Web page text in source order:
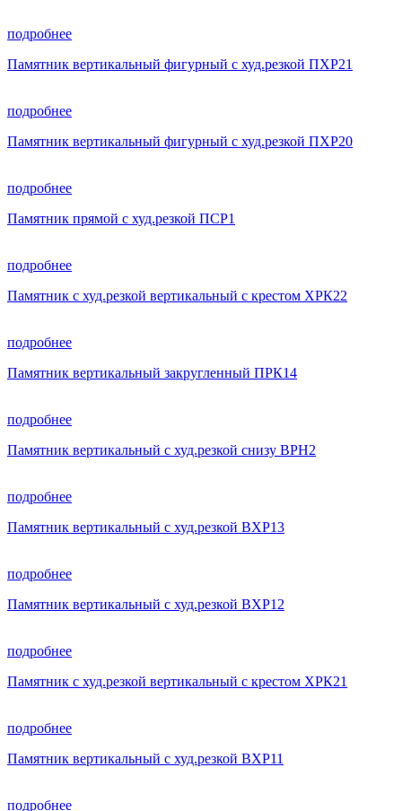
подробнее
Памятник вертикальный фигурный с худ.резкой ПХР21
подробнее
Памятник вертикальный фигурный с худ.резкой ПХР20
подробнее
Памятник прямой с худ.резкой ПСР1
подробнее
Памятник с худ.резкой вертикальный с крестом ХРК22
подробнее
Памятник вертикальный закругленный ПРК14
подробнее
Памятник вертикальный с худ.резкой снизу ВРН2
подробнее
Памятник вертикальный с худ.резкой ВХР13
подробнее
Памятник вертикальный с худ.резкой ВХР12
подробнее
Памятник с худ.резкой вертикальный с крестом ХРК21
подробнее
Памятник вертикальный с худ.резкой ВХР11
подробнее